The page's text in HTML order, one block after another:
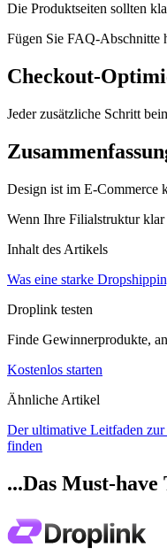
Die Produktseiten sollten
Fügen Sie FAQ-Abschnitte
Checkout-
Jeder zusätzliche Schritt
Design ist im E-Commerce
Wenn Ihre Filialstruktur
Inhalt des Artikels
Was eine starke
Droplink testen
Finde Gewinnerprodukte,
Kostenlos starten
Ähnliche Artikel
Der ultimative Leitfaden
finden
...Das Must-